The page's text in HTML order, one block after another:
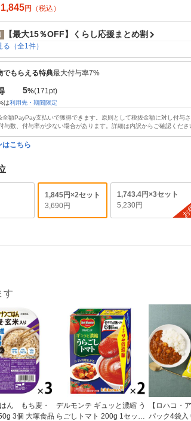
1,845円 （税込）
【最大15％OFF】くらし応援まとめ割
（全1件）
でもらえる特典最大付与率7%
5%(171pt)
は利用先・期間限定
全額PayPay支払いで獲得できます。原則として税抜金額に対し付与
与数、付与率が少ない場合があります。詳細は内訳からご確認くださ
はこちら
1,845円×2セット
3,690円
1,743.4円×3セット
5,230円
お
す
ん もち麦・
3個 大塚食品
デルモンテ ギュッと濃縮 う
らごしトマト 200g 1セット
【ロハコ・
パック4袋入